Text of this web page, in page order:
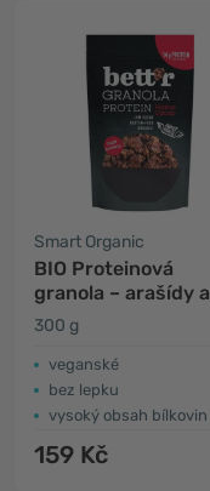
Smart Organic
BIO Proteinová
granola – arašídy a
kakao
300 g
veganské
bez lepku
vysoký obsah bílkovin
159 Kč